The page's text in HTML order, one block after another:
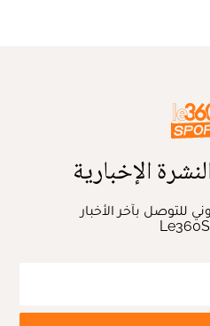
الإخبارية
للتوصل بآخر الأخبار